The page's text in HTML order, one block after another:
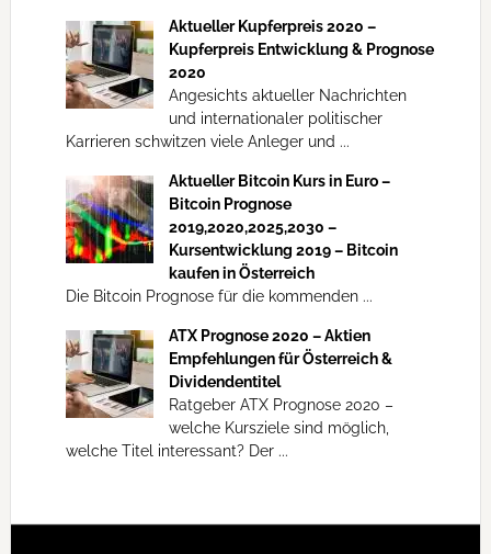
Aktueller Kupferpreis 2020 –
Kupferpreis Entwicklung & Prognose
2020
Angesichts aktueller Nachrichten
und internationaler politischer
Karrieren schwitzen viele Anleger und ...
Aktueller Bitcoin Kurs in Euro –
Bitcoin Prognose
2019,2020,2025,2030 –
Kursentwicklung 2019 – Bitcoin
kaufen in Österreich
Die Bitcoin Prognose für die kommenden ...
ATX Prognose 2020 – Aktien
Empfehlungen für Österreich &
Dividendentitel
Ratgeber ATX Prognose 2020 –
welche Kursziele sind möglich,
welche Titel interessant? Der ...